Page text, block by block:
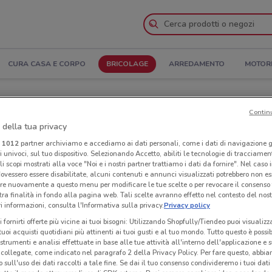
CURA CASA E CORPO BRICOLAGE ARREDAMENTO MOTORI
e Indirizzi
Edil Kamin a Belpasso
della tua privacy
1012partner archiviamo e accediamo ai dati personali, come i dati di navigazione
sul tuo dispositivo. Selezionando Accetto, abiliti le tecnologie di
scopi mostrati alla voce "Noi e i nostri partner trattiamo i dati da fornire". Nel caso
essere disabilitate, alcuni contenuti e annunci visualizzati potrebbero non
nuovamente a questo menu per modificare le tue scelte o per revocare il
finalità in fondo alla pagina web. Tali scelte avranno effetto nel contesto del
informazioni, consulta l'Informativa sulla privacy.Privacy policy
fornirti offerte più vicine ai tuoi bisogni: Utilizzando Shopfully/Tiendeo puoi
acquisti quotidiani più attinenti ai tuoi gusti e al tuo mondo. Tutto questo è
e analisi effettuate in base alle tue attività all'interno dell'applicazione e
come indicato nel paragrafo 2 della Privacy Policy. Per fare questo,
sull'uso dei dati raccolti a tale fine. Se dai il tuo consenso condivideremo i tuoi dati